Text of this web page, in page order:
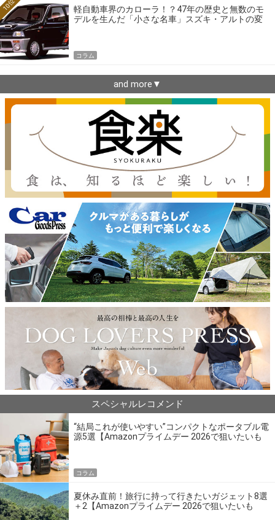
軽自動車界のカローラ！？47年の歴史と無数のモ
デルを生んだ「小さな名車」スズキ・アルトの変
10位
コラム
and more▼
スペシャルレコメンド
“結局これが使いやすい”コンパクトなポータブル電
源5選【Amazonプライムデー 2026で狙いたいも
コラム
夏休み直前！旅行に持って行きたいガジェット8選
＋2【Amazonプライムデー 2026で狙いたいも